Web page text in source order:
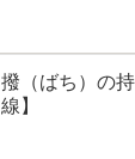
撥（ばち）の
線】